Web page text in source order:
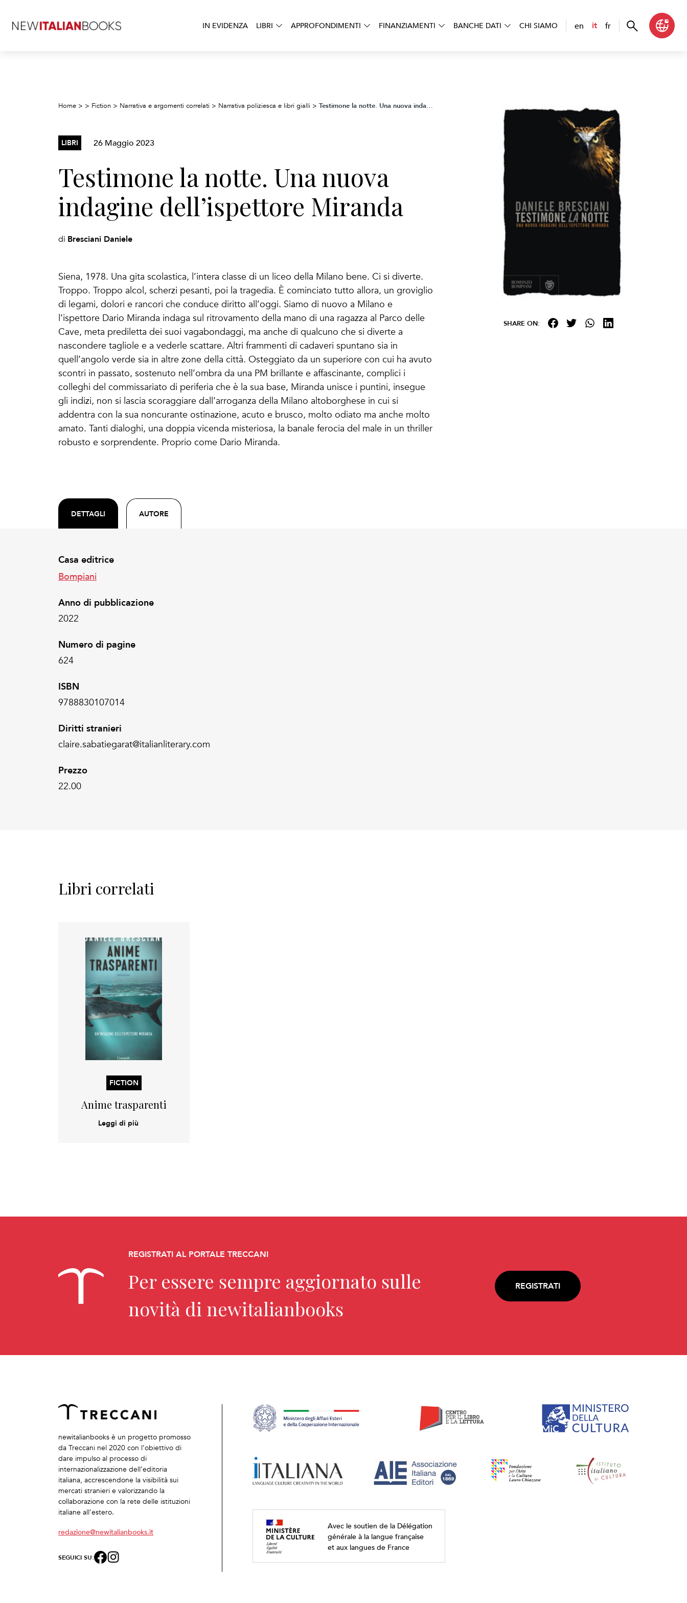
IN EVIDENZA LIBRI APPROFONDIMENTI FINANZIAMENTI BANCHE DATI CHI SIAMO en it fr
Home > > Fiction > Narrativa e argomenti correlati > Narrativa poliziesca e libri gialli > Testimone la notte. Una nuova indagine dell’ispettore Miranda
LIBRI 26 Maggio 2023
Testimone la notte. Una nuova
indagine dell’ispettore Miranda
di Bresciani Daniele
Siena, 1978. Una gita scolastica, l’intera classe di un liceo della Milano bene. Ci si diverte.
Troppo. Troppo alcol, scherzi pesanti, poi la tragedia. È cominciato tutto allora, un groviglio
di legami, dolori e rancori che conduce diritto all’oggi. Siamo di nuovo a Milano e
l’ispettore Dario Miranda indaga sul ritrovamento della mano di una ragazza al Parco delle
Cave, meta prediletta dei suoi vagabondaggi, ma anche di qualcuno che si diverte a
nascondere tagliole e a vederle scattare. Altri frammenti di cadaveri spuntano sia in
quell’angolo verde sia in altre zone della città. Osteggiato da un superiore con cui ha avuto
scontri in passato, sostenuto nell’ombra da una PM brillante e affascinante, complici i
colleghi del commissariato di periferia che è la sua base, Miranda unisce i puntini, insegue
gli indizi, non si lascia scoraggiare dall’arroganza della Milano altoborghese in cui si
addentra con la sua noncurante ostinazione, acuto e brusco, molto odiato ma anche molto
amato. Tanti dialoghi, una doppia vicenda misteriosa, la banale ferocia del male in un thriller
robusto e sorprendente. Proprio come Dario Miranda.
DETTAGLI AUTORE
Casa editrice
Bompiani
Anno di pubblicazione
2022
Numero di pagine
624
ISBN
9788830107014
Diritti stranieri
claire.sabatiegarat@italianliterary.com
Prezzo
22.00
SHARE ON:
Libri correlati
FICTION
Anime trasparenti
Leggi di più
REGISTRATI AL PORTALE TRECCANI
Per essere sempre aggiornato sulle
novità di newitalianbooks
REGISTRATI
newitalianbooks è un progetto promosso
da Treccani nel 2020 con l’obiettivo di
dare impulso al processo di
internazionalizzazione dell’editoria
italiana, accrescendone la visibilità sui
mercati stranieri e valorizzando la
collaborazione con la rete delle istituzioni
italiane all’estero.
redazione@newitalianbooks.it
SEGUICI SU:
Avec le soutien de la Délégation
générale à la langue française
et aux langues de France